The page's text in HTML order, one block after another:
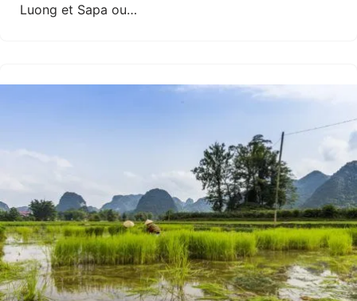
Luong et Sapa ou…